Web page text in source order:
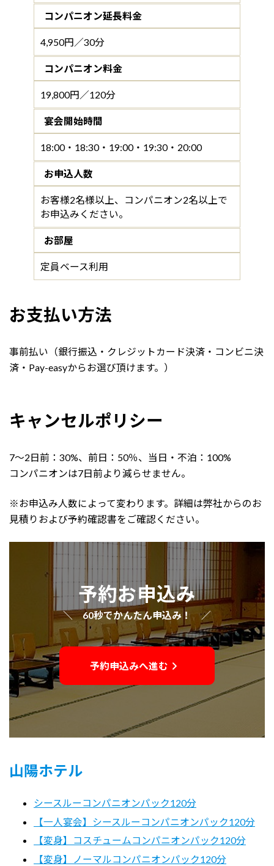
コンパニオン延長料金
4,950円／30分
コンパニオン料金
19,800円／120分
宴会開始時間
18:00・18:30・19:00・19:30・20:00
お申込人数
お客様2名様以上、コンパニオン2名以上で
お申込みください。
お部屋
定員ベース利用
お支払い方法
事前払い（銀行振込・クレジットカード決済・コンビニ決
済・Pay-easyからお選び頂けます。）
キャンセルポリシー
7～2日前：30%、前日：50％、当日・不泊：100%
コンパニオンは7日前より減らせません。
※お申込み人数によって変わります。詳細は弊社からのお
見積りおよび予約確認書をご確認ください。
予約お申込み
＼ 60秒でかんたん申込み！ ／
予約申込みへ進む
山陽ホテル
シースルーコンパニオンパック120分
【一人宴会】シースルーコンパニオンパック120分
【変身】コスチュームコンパニオンパック120分
【変身】ノーマルコンパニオンパック120分